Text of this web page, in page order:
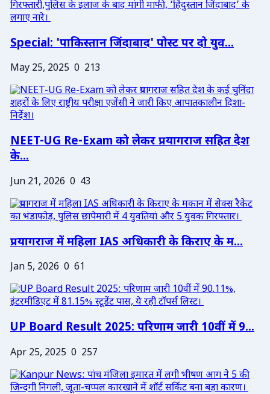
Special: 'पाकिस्तान जिंदाबाद' पोस्ट पर दो युव...
May 25, 2025 0 213
NEET-UG Re-Exam को लेकर प्रयागराज सहित देश
के...
Jun 21, 2026 0 43
प्रयागराज में महिला IAS अधिकारी के किराए के म...
Jan 5, 2026 0 61
UP Board Result 2025: परिणाम जारी 10वीं में 9...
Apr 25, 2025 0 257